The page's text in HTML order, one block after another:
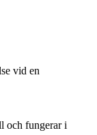
vid en
och fungerar i